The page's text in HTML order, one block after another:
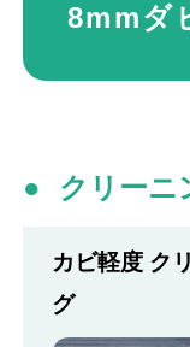
8mmダ
クリーニ
カビ軽度 ク
グ